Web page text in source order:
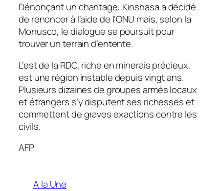
Dénonçant un chantage, Kinshasa a décidé
de renoncer à l’aide de l’ONU mais, selon la
Monusco, le dialogue se poursuit pour
trouver un terrain d’entente.
L’est de la RDC, riche en minerais précieux,
est une région instable depuis vingt ans.
Plusieurs dizaines de groupes armés locaux
et étrangers s’y disputent ses richesses et
commettent de graves exactions contre les
civils.
AFP
A la Une